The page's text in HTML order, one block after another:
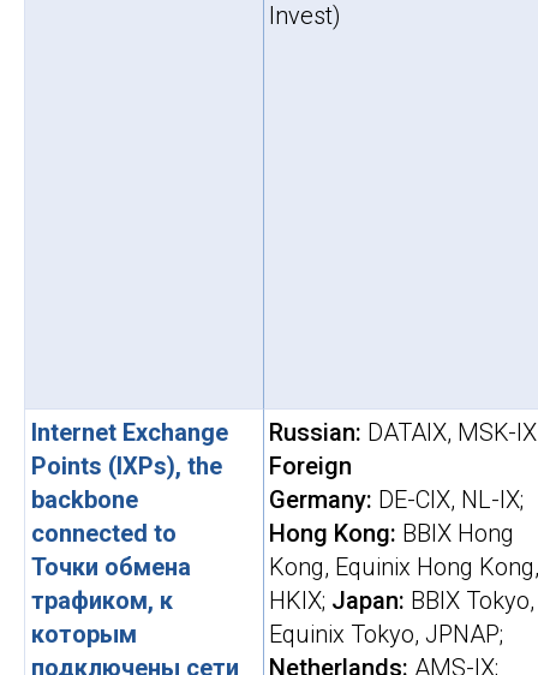
Invest)
Internet Exchange
Points (IXPs), the
backbone
connected to
Точки обмена
трафиком, к
которым
подключены сети
Russian: DATAIX, MSK-IX
Foreign
Germany: DE-CIX, NL-IX;
Hong Kong: BBIX Hong
Kong, Equinix Hong Kong,
HKIX; Japan: BBIX Tokyo,
Equinix Tokyo, JPNAP;
Netherlands: AMS-IX;